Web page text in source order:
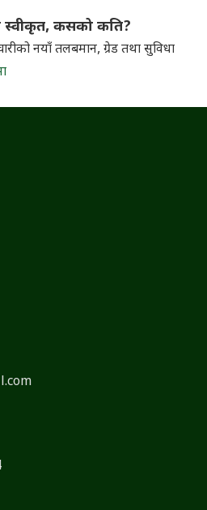
स्वीकृत, कसको कति?
नयाँ तलबमान, ग्रेड तथा सुविधा